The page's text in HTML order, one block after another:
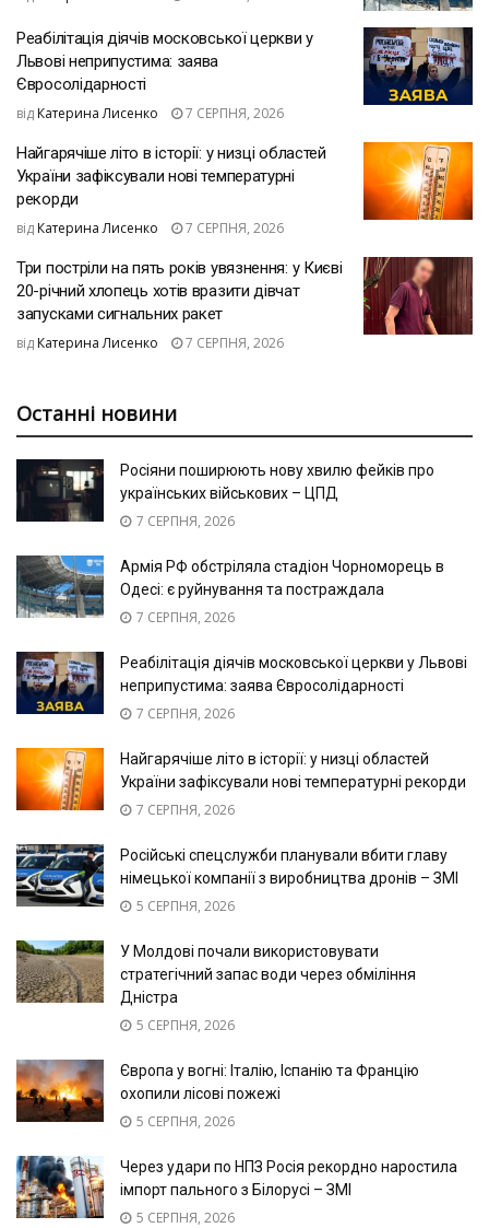
Реабілітація діячів московської церкви у
Львові неприпустима: заява
Євросолідарності
від Катерина Лисенко 7 СЕРПНЯ, 2026
Найгарячіше літо в історії: у низці областей
України зафіксували нові температурні
рекорди
від Катерина Лисенко 7 СЕРПНЯ, 2026
Три постріли на пять років увязнення: у Києві
20-річний хлопець хотів вразити дівчат
запусками сигнальних ракет
від Катерина Лисенко 7 СЕРПНЯ, 2026
Останні новини
Росіяни поширюють нову хвилю фейків про
українських військових – ЦПД
7 СЕРПНЯ, 2026
Армія РФ обстріляла стадіон Чорноморець в
Одесі: є руйнування та постраждала
7 СЕРПНЯ, 2026
Реабілітація діячів московської церкви у Львові
неприпустима: заява Євросолідарності
7 СЕРПНЯ, 2026
Найгарячіше літо в історії: у низці областей
України зафіксували нові температурні рекорди
7 СЕРПНЯ, 2026
Російські спецслужби планували вбити главу
німецької компанії з виробництва дронів – ЗМІ
5 СЕРПНЯ, 2026
У Молдові почали використовувати
стратегічний запас води через обміління
Дністра
5 СЕРПНЯ, 2026
Європа у вогні: Італію, Іспанію та Францію
охопили лісові пожежі
5 СЕРПНЯ, 2026
Через удари по НПЗ Росія рекордно наростила
імпорт пального з Білорусі – ЗМІ
5 СЕРПНЯ, 2026